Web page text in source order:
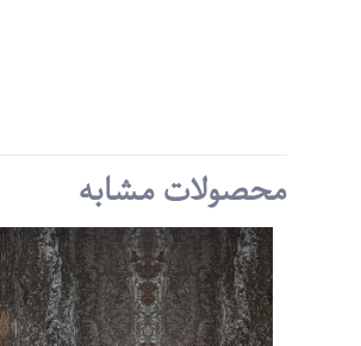
محصولات مشابه